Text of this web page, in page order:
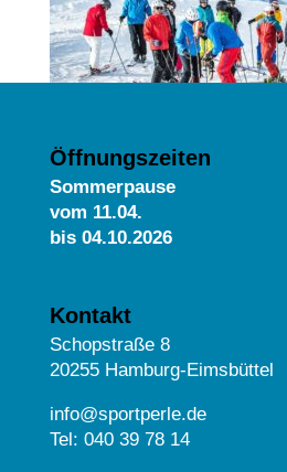
Öffnungszeiten
Sommerpause
vom 11.04.
bis 04.10.2026
Kontakt
Schopstraße 8
20255 Hamburg-Eimsbüttel
info@sportperle.de
Tel: 040 39 78 14